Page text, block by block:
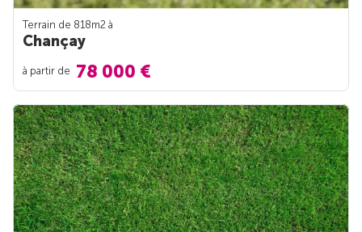
Terrain de 818m2 à
Chançay
à partir de 78 000 €